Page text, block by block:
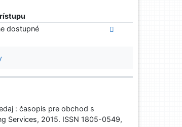
dostupné
: časopis pre obchod s
Services, 2015. ISSN 1805-0549,